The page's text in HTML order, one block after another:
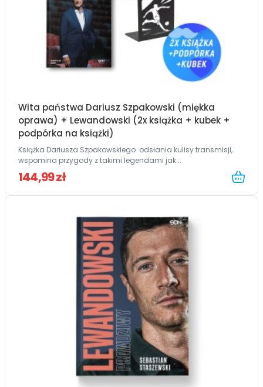
Wita państwa Dariusz Szpakowski (miękka
oprawa) + Lewandowski (2x książka + kubek +
podpórka na książki)
Książka Dariusza Szpakowskiego odsłania kulisy transmisji,
wspomina przygody z takimi legendami jak...
144,99 zł